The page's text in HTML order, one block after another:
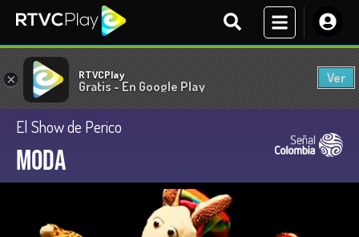
× RTVCPlay
Gratis - En Google Play
Ver
El Show de Perico
Moda